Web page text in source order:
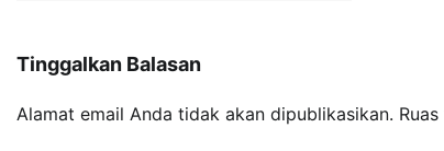
Tinggalkan Balasan
Alamat email Anda tidak akan dipublikasikan.